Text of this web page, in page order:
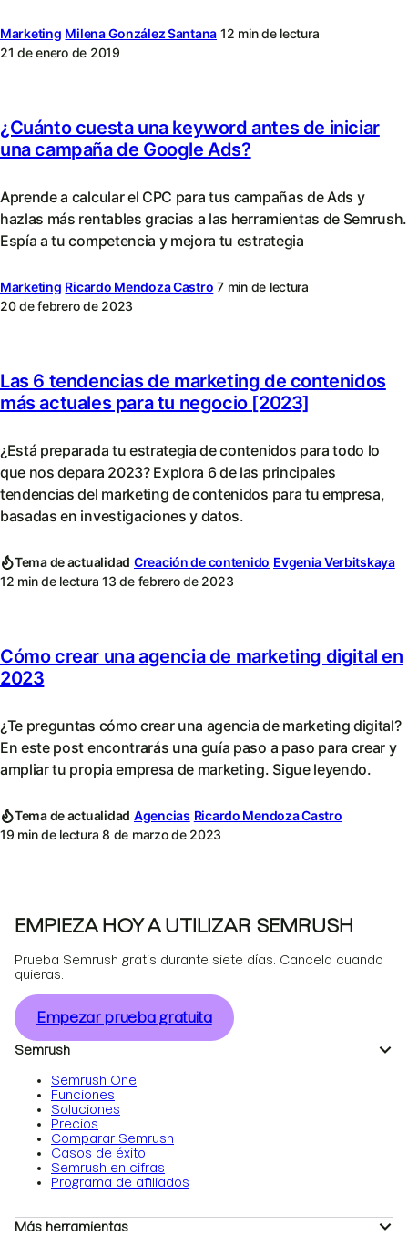
Marketing Milena González Santana 12 min de lectura
21 de enero de 2019
¿Cuánto cuesta una keyword antes de iniciar
una campaña de Google Ads?
Aprende a calcular el CPC para tus campañas de Ads y
hazlas más rentables gracias a las herramientas de Semrush.
Espía a tu competencia y mejora tu estrategia
Marketing Ricardo Mendoza Castro 7 min de lectura
20 de febrero de 2023
Las 6 tendencias de marketing de contenidos
más actuales para tu negocio [2023]
¿Está preparada tu estrategia de contenidos para todo lo
que nos depara 2023? Explora 6 de las principales
tendencias del marketing de contenidos para tu empresa,
basadas en investigaciones y datos.
Tema de actualidad Creación de contenido Evgenia Verbitskaya
12 min de lectura 13 de febrero de 2023
Cómo crear una agencia de marketing digital en
2023
¿Te preguntas cómo crear una agencia de marketing digital?
En este post encontrarás una guía paso a paso para crear y
ampliar tu propia empresa de marketing. Sigue leyendo.
Tema de actualidad Agencias Ricardo Mendoza Castro
19 min de lectura 8 de marzo de 2023
EMPIEZA HOY A UTILIZAR SEMRUSH
Prueba Semrush gratis durante siete días. Cancela cuando
quieras.
Empezar prueba gratuita
Semrush
Semrush One
Funciones
Soluciones
Precios
Comparar Semrush
Casos de éxito
Semrush en cifras
Programa de afiliados
Más herramientas